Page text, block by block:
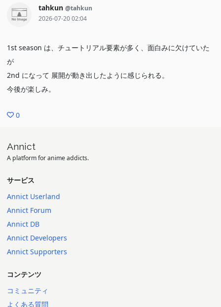
tahkun @tahkun
2026-07-20 02:04
1st season は、チュートリアル要素が多く、面白みに欠けていた
が
2nd になって 展開が動き出したように感じられる。
今後が楽しみ。
0
Annict
A platform for anime addicts.
サービス
Annict Userland
Annict Forum
Annict DB
Annict Developers
Annict Supporters
コンテンツ
コミュニティ
よくある質問